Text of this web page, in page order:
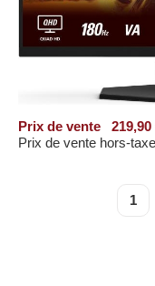
Prix ​​de vente
219,90
Prix de vente hors-taxe